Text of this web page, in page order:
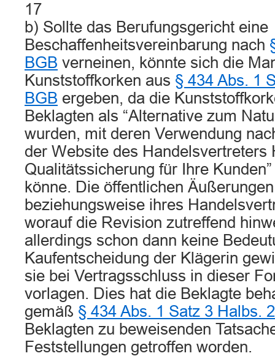
17
b) Sollte das Berufungsgericht eine
Beschaffenheitsvereinbarung nach
BGB verneinen, könnte sich die
Kunststoffkorken aus § 434 Abs. 1
BGB ergeben, da die
Beklagten als “Alternative zum
wurden, mit deren Verwendung
der Website des Handelsvertreters
Qualitätssicherung für Ihre
könne. Die öffentlichen
beziehungsweise ihres
worauf die Revision zutreffend
allerdings schon dann keine
Kaufentscheidung der Klägerin
sie bei Vertragsschluss in dieser
vorlagen. Dies hat die Beklagte
gemäß § 434 Abs. 1 Satz 3 Halbs.
Beklagten zu beweisenden
Feststellungen getroffen worden.